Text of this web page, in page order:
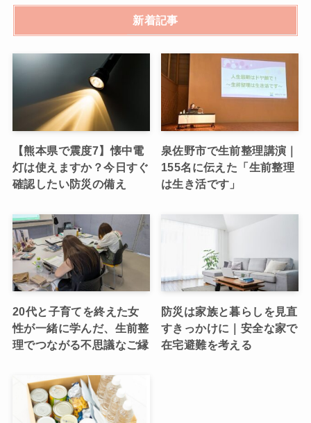
新着記事
【熊本県で震度7】懐中電
灯は使えますか？今日すぐ
確認したい防災の備え
泉佐野市で生前整理講演｜
155名に伝えた「生前整理
は生き活です」
20代と子育てを終えた女
性が一緒に学んだ、生前整
理でつながる不思議なご縁
防災は家族と暮らしを見直
すきっかけに｜安全な家で
在宅避難を考える